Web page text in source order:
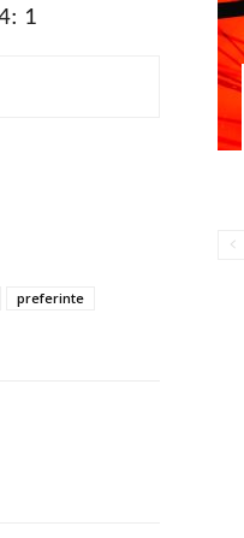
1
preferinte